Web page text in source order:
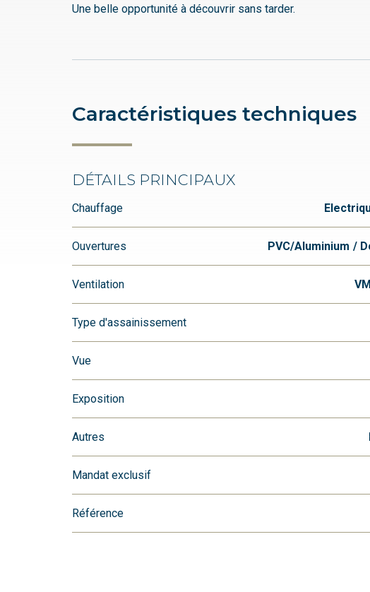
Une belle opportunité à découvrir sans tarder.
Caractéristiques techniques
DÉTAILS PRINCIPAUX
Chauffage
Ouvertures PVC/Aluminium
Ventilation
Type d'assainissement
Vue
Exposition
Autres
Mandat exclusif
Référence